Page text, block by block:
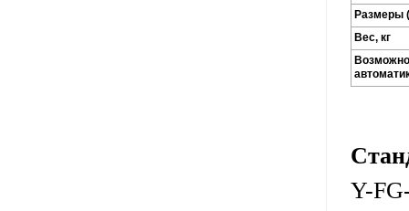
Вес, кг
Y-